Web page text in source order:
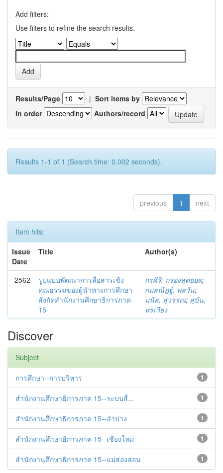
Add filters:
Use filters to refine the search results.
Results/Page | Sort items by
In order
Authors/record
Results 1-1 of 1 (Search time: 0.002 seconds).
previous 1 next
Item hits:
Issue
Date
Title Author(s)
2562
รูปแบบพัฒนาการสื่อสารเชิง
คุณธรรมของผู้นำทางการศึกษา
สังกัดสำนักงานศึกษาธิการภาค
15
กรศิริ, กรองสุดยอด;
กมลณัฏฐ์, พลวัน;
มนัส, สุวรรณ; สุบัน,
พรเวียง
Discover
Subject
1
การศึกษา--การบริหาร
1
สำนักงานศึกษาธิการภาค 15--ระบบสื่...
1
สำนักงานศึกษาธิการภาค 15--ลำปาง
1
สำนักงานศึกษาธิการภาค 15--เชียงใหม่
1
สำนักงานศึกษาธิการภาค 15--แม่ฮ่องสอน